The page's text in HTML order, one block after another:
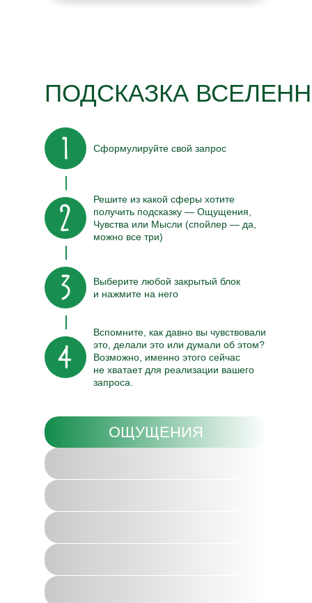
ПОДСКАЗКА
Сформулируйте свой запрос
Решите из какой сферы хотите
получить подсказку — Ощущения,
Чувства или Мысли (спойлер — да,
можно все три)
Выберите любой закрытый блок
и нажмите на него
Вспомните, как давно вы чувствовали
это, делали это или думали об этом?
Возможно, именно этого сейчас
не хватает для реализации вашего
запроса.
ОЩУЩЕНИЯ